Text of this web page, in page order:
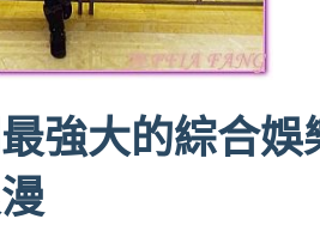
強大的綜合娛